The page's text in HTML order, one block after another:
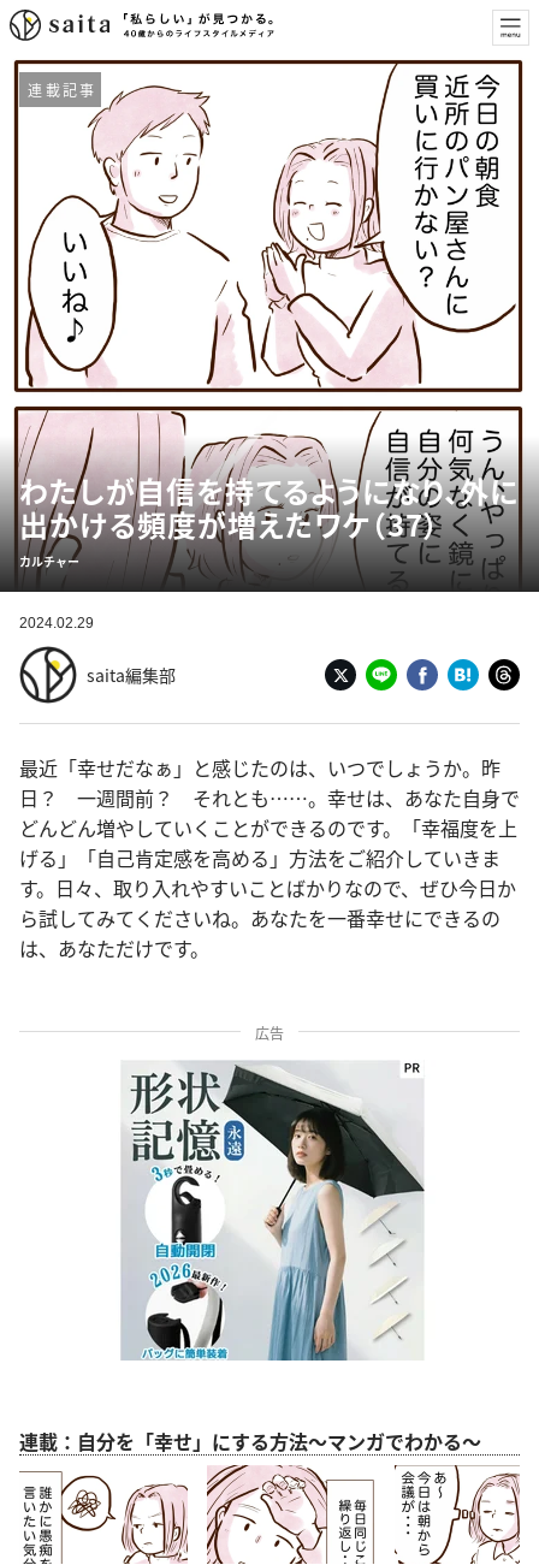
連載記事
わたしが自信を持てるようになり、外に
出かける頻度が増えたワケ（37）
カルチャー
2024.02.29
saita編集部
最近「幸せだなぁ」と感じたのは、いつでしょうか。昨
日？ 一週間前？ それとも……。幸せは、あなた自身で
どんどん増やしていくことができるのです。「幸福度を上
げる」「自己肯定感を高める」方法をご紹介していきま
す。日々、取り入れやすいことばかりなので、ぜひ今日か
ら試してみてくださいね。あなたを一番幸せにできるの
は、あなただけです。
広告
連載：自分を「幸せ」にする方法～マンガでわかる～